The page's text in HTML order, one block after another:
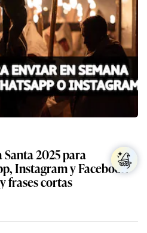
Santa 2025 para
Instagram y Facebook
frases cortas